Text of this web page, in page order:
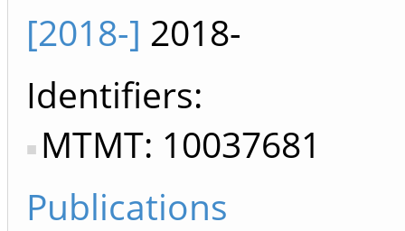
[2018-] 2018-
Identifiers
MTMT: 10037681
Publications